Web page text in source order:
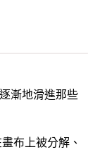
漸地滑進那些
布上被分解、